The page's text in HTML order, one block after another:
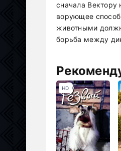
сначала
ворующее
животными
борьба между
HD